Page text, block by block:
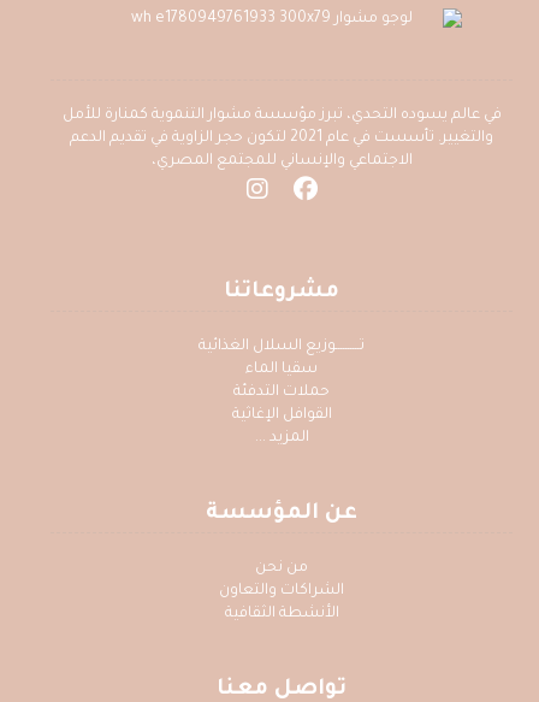
في عالم يسوده التحدي، تبرز مؤسسة مشوار التنموية كمنارة للأمل
والتغيير. تأسست في عام 2021 لتكون حجر الزاوية في تقديم الدعم
الاجتماعي والإنساني للمجتمع المصري،
مشروعاتنا
تــــــــــوزيع السلال الغذائية
سقيا الماء
حملات التدفئة
القوافل الإغاثية
المزيد ...
عن المؤسسة
من نحن
الشراكات والتعاون
الأنشطة الثقافية
تواصل معنا